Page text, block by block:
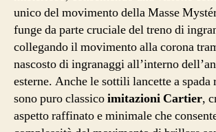
unico del movimento della Masse
funge da parte cruciale del treno di
collegando il movimento alla corona
nascosto di ingranaggi all’interno
esterne. Anche le sottili lancette a spada
sono puro classicoimitazioni Cartier,
aspetto raffinato e minimale che